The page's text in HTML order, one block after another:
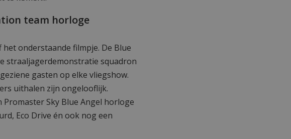
team horloge
het onderstaande filmpje. De Blue
straaljagerdemonstratie squadron
gasten op elke vliegshow.
uithalen zijn ongelooflijk.
Sky Blue Angel horloge
Eco Drive én ook nog een